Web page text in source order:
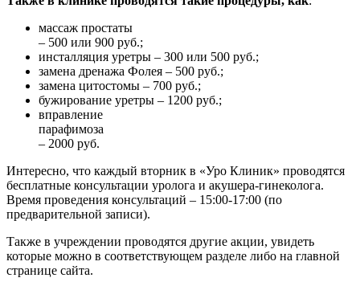
массаж простаты
– 500 или 900 руб.;
инсталляция уретры – 300 или 500 руб.;
замена дренажа Фолея – 500 руб.;
замена цитостомы – 700 руб.;
бужирование уретры – 1200 руб.;
вправление
парафимоза
– 2000 руб.
Интересно, что каждый вторник в «Уро Клиник» проводятся
бесплатные консультации уролога и акушера-гинеколога.
Время проведения консультаций – 15:00-17:00 (по
предварительной записи).
Также в учреждении проводятся другие акции, увидеть
которые можно в соответствующем разделе либо на главной
странице сайта.